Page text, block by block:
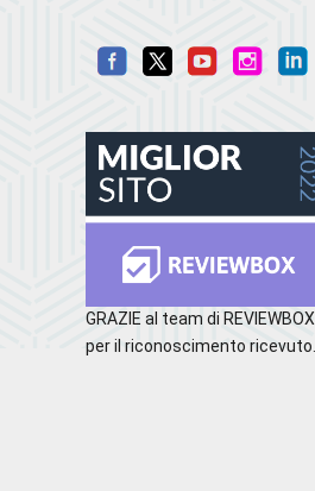
GRAZIE al team di REVIEWBOX
per il riconoscimento ricevuto.